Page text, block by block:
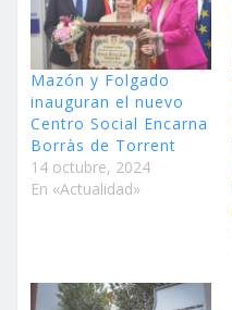
Mazón y Folgado
inauguran el nuevo
Centro Social Encarna
Borràs de Torrent
14 octubre, 2024
En «Actualidad»